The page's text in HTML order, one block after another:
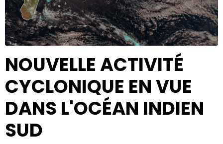
NOUVELLE ACTIVITÉ
CYCLONIQUE EN VUE
DANS L'OCÉAN INDIEN
SUD